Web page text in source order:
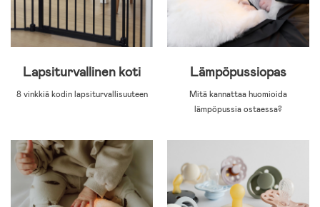
Lapsiturvallinen koti
8 vinkkiä kodin lapsiturvallisuuteen
Lämpöpussiopas
Mitä kannattaa huomioida
lämpöpussia ostaessa?